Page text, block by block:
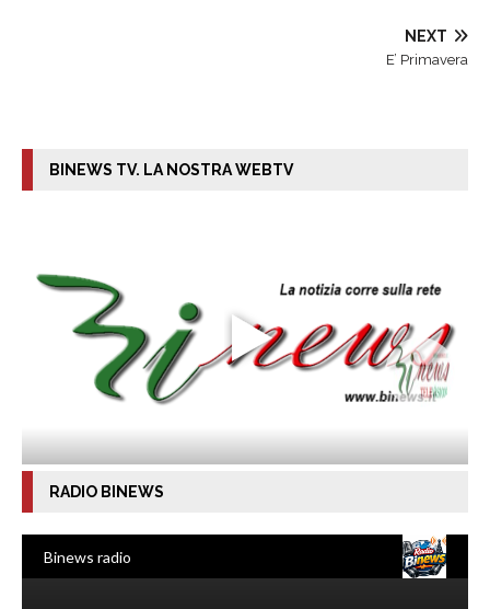
NEXT
E’ Primavera
BINEWS TV. LA NOSTRA WEBTV
RADIO BINEWS